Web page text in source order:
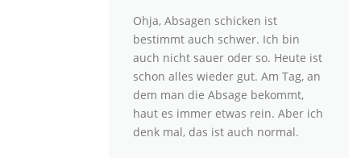
Ohja, Absagen schicken ist
bestimmt auch schwer. Ich bin
auch nicht sauer oder so. Heute ist
schon alles wieder gut. Am Tag, an
dem man die Absage bekommt,
haut es immer etwas rein. Aber ich
denk mal, das ist auch normal.